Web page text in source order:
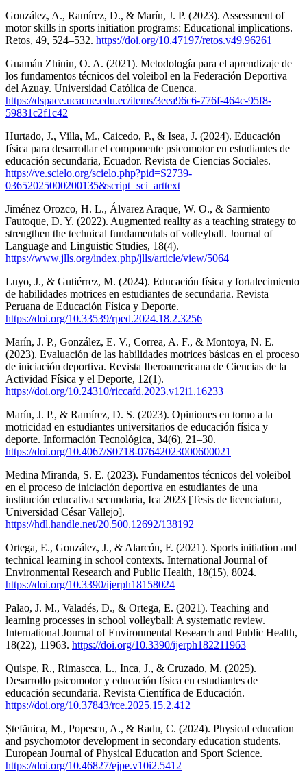
González, A., Ramírez, D., & Marín, J. P. (2023). Assessment of
motor skills in sports initiation programs: Educational implications.
Retos, 49, 524–532. https://doi.org/10.47197/retos.v49.96261
Guamán Zhinin, O. A. (2021). Metodología para el aprendizaje de
los fundamentos técnicos del voleibol en la Federación Deportiva
del Azuay. Universidad Católica de Cuenca.
https://dspace.ucacue.edu.ec/items/3eea96c6-776f-464c-95f8-
59831c2f1c42
Hurtado, J., Villa, M., Caicedo, P., & Isea, J. (2024). Educación
física para desarrollar el componente psicomotor en estudiantes de
educación secundaria, Ecuador. Revista de Ciencias Sociales.
https://ve.scielo.org/scielo.php?pid=S2739-
03652025000200135&script=sci_arttext
Jiménez Orozco, H. L., Álvarez Araque, W. O., & Sarmiento
Fautoque, D. Y. (2022). Augmented reality as a teaching strategy to
strengthen the technical fundamentals of volleyball. Journal of
Language and Linguistic Studies, 18(4).
https://www.jlls.org/index.php/jlls/article/view/5064
Luyo, J., & Gutiérrez, M. (2024). Educación física y fortalecimiento
de habilidades motrices en estudiantes de secundaria. Revista
Peruana de Educación Física y Deporte.
https://doi.org/10.33539/rped.2024.18.2.3256
Marín, J. P., González, E. V., Correa, A. F., & Montoya, N. E.
(2023). Evaluación de las habilidades motrices básicas en el proceso
de iniciación deportiva. Revista Iberoamericana de Ciencias de la
Actividad Física y el Deporte, 12(1).
https://doi.org/10.24310/riccafd.2023.v12i1.16233
Marín, J. P., & Ramírez, D. S. (2023). Opiniones en torno a la
motricidad en estudiantes universitarios de educación física y
deporte. Información Tecnológica, 34(6), 21–30.
https://doi.org/10.4067/S0718-07642023000600021
Medina Miranda, S. E. (2023). Fundamentos técnicos del voleibol
en el proceso de iniciación deportiva en estudiantes de una
institución educativa secundaria, Ica 2023 [Tesis de licenciatura,
Universidad César Vallejo].
https://hdl.handle.net/20.500.12692/138192
Ortega, E., González, J., & Alarcón, F. (2021). Sports initiation and
technical learning in school contexts. International Journal of
Environmental Research and Public Health, 18(15), 8024.
https://doi.org/10.3390/ijerph18158024
Palao, J. M., Valadés, D., & Ortega, E. (2021). Teaching and
learning processes in school volleyball: A systematic review.
International Journal of Environmental Research and Public Health,
18(22), 11963. https://doi.org/10.3390/ijerph182211963
Quispe, R., Rimascca, L., Inca, J., & Cruzado, M. (2025).
Desarrollo psicomotor y educación física en estudiantes de
educación secundaria. Revista Científica de Educación.
https://doi.org/10.37843/rce.2025.15.2.412
Ștefănica, M., Popescu, A., & Radu, C. (2024). Physical education
and psychomotor development in secondary education students.
European Journal of Physical Education and Sport Science.
https://doi.org/10.46827/ejpe.v10i2.5412